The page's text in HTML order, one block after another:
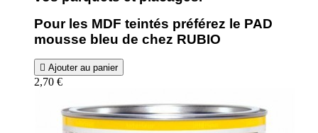
Pour les MDF teintés préférez le PAD
mousse bleu de chez RUBIO
 Ajouter au panier
2,70 €